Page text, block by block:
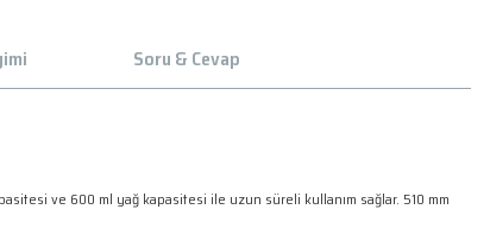
Soru & Cevap
ve 600 ml yağ kapasitesi ile uzun süreli kullanım sağlar. 510 mm